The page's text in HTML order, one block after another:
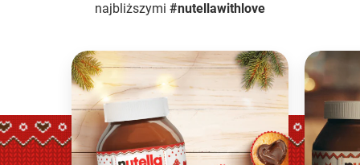
najbliższymi #nutellawithlove